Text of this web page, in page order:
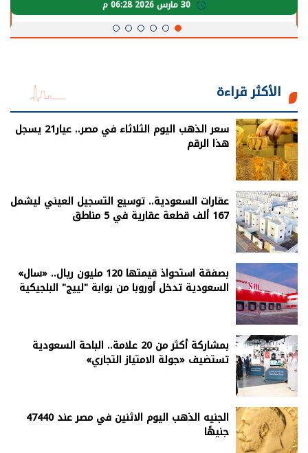
الأكثر قراءة
سعر الذهب اليوم الثلاثاء في مصر.. عيار21 يسجل
هذا الرقم
عقارات السعودية.. توسيع التسجيل العيني ليشمل
167 ألف قطعة عقارية في 5 مناطق
بصفقة استحواذ قيمتها 120 مليون ريال.. «سال»
السعودية تدخل أوروبا من بوابة "لييج" البلجيكية
بمشاركة أكثر من 20 علامة.. الباحة السعودية
تستضيف «جولة الامتياز التجاري»
الجنيه الذهب اليوم الاثنين في مصر عند 47440
جنيهًا